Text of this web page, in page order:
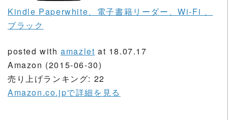
Kindle Paperwhite、電子書籍リーダー、Wi-Fi 、
ブラック
posted withamazlet at 18.07.17
Amazon (2015-06-30)
売り上げランキング: 22
Amazon.co.jpで詳細を見る